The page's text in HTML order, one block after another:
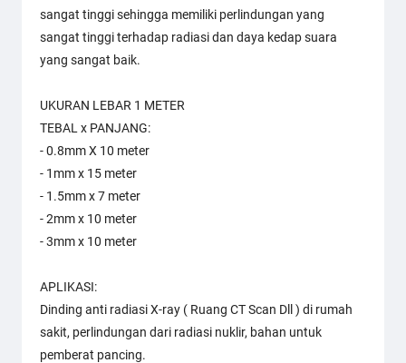
sangat tinggi sehingga memiliki perlindungan yang
sangat tinggi terhadap radiasi dan daya kedap suara
yang sangat baik.
UKURAN LEBAR 1 METER
TEBAL x PANJANG:
- 0.8mm X 10 meter
- 1mm x 15 meter
- 1.5mm x 7 meter
- 2mm x 10 meter
- 3mm x 10 meter
APLIKASI:
Dinding anti radiasi X-ray ( Ruang CT Scan Dll ) di rumah
sakit, perlindungan dari radiasi nuklir, bahan untuk
pemberat pancing.